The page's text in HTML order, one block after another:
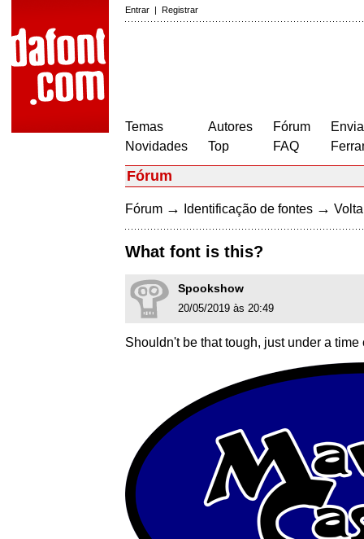
Entrar | Registrar
Temas
Novidades
Autores
Top
Fórum
FAQ
Fórum
Fórum → Identificação de fontes →
What font is this?
Spookshow
20/05/2019 às 20:49
Shouldn't be that tough, just under a